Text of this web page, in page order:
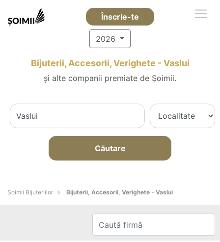
Înscrie-te
2026
Bijuterii, Accesorii, Verighete - Vaslui
și alte companii premiate de Șoimii.
Căutare
Şoimii Bijuteriilor Bijuterii, Accesorii, Verighete - Vaslui